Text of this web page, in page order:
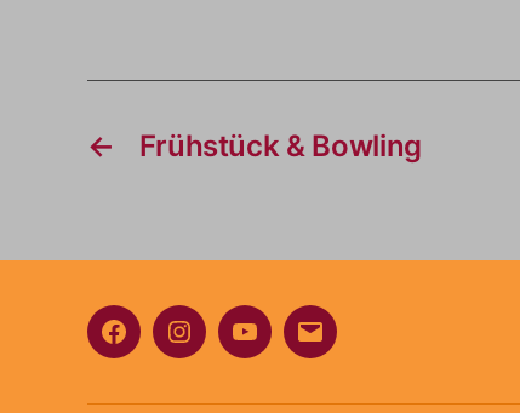
← Frühstück & Bowling
FacebookInstagramYoutube
E-